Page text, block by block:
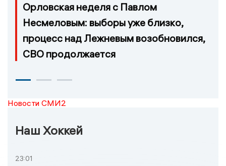
Орловская неделя с Павлом
Несмеловым: выборы уже близко,
процесс над Лежневым возобновился,
СВО продолжается
Новости СМИ2
Наш Хоккей
23:01